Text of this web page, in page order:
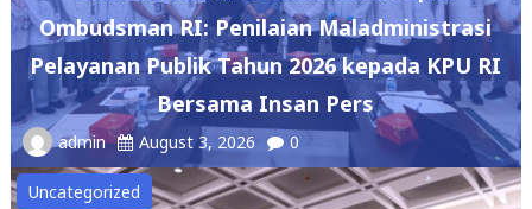
Ombudsman RI: Penilaian Maladministrasi
Pelayanan Publik Tahun 2026 kepada KPU RI
Bersama Insan Pers
admin August 3, 2026 0
Uncategorized